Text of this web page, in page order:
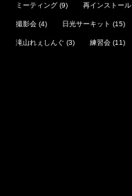
ミーティング (9) 再インストール
撮影会 (4) 日光サーキット (15)
滝山れぇしんぐ (3) 練習会 (11)